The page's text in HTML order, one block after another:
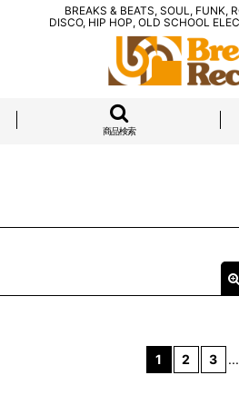
BREAKS & BEATS, SOUL, FUNK,
DISCO, HIP HOP, OLD SCHOOL
商品検索
1 2 3 ...